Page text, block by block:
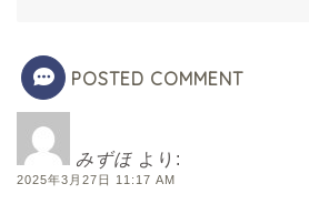
POSTED COMMENT
みずほ より:
2025年3月27日 11:17 AM